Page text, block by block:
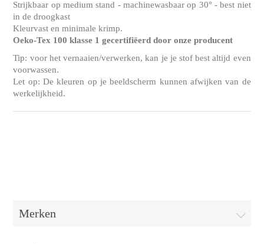
Strijkbaar op medium stand - machinewasbaar op 30° - best niet
in de droogkast
Kleurvast en minimale krimp.
Oeko-Tex 100 klasse 1 gecertifiëerd door onze producent
Tip: voor het vernaaien/verwerken, kan je je stof best altijd even
voorwassen.
Let op: De kleuren op je beeldscherm kunnen afwijken van de
werkelijkheid.
Merken